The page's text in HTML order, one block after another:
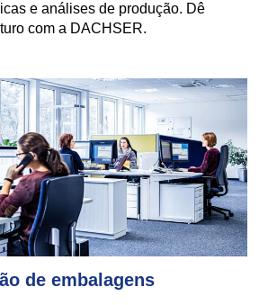
e análises de produção. Dê
com a DACHSER.
de embalagens